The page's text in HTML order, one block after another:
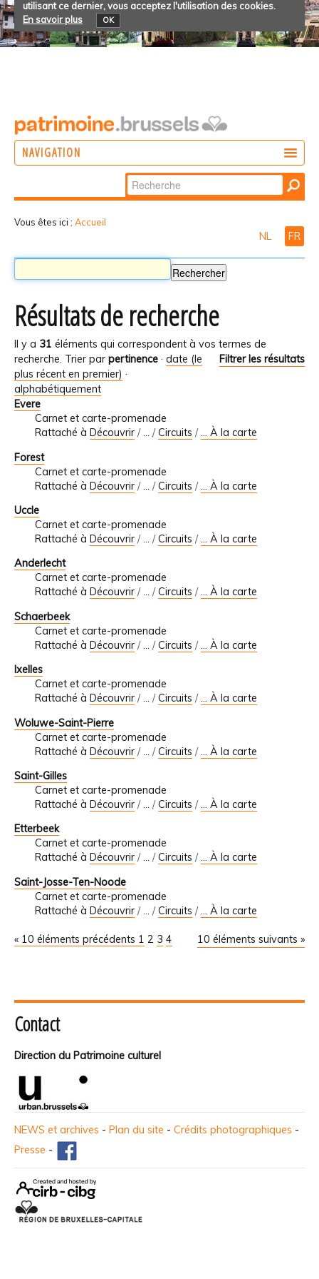
utilisant ce dernier, vous acceptez l'utilisation des cookies.
En savoir plus
OK
NAVIGATION
Chercher par
Recherche
Vous êtes ici : Accueil
NL FR
Résultats de recherche
Il y a 31 éléments qui correspondent à vos termes de
recherche.
Filtrer les résultats
Trier par pertinence · date (le
plus récent en premier) ·
alphabétiquement
Evere
Carnet et carte-promenade
Rattaché à Découvrir /… /Circuits /... À la carte
Forest
Carnet et carte-promenade
Rattaché à Découvrir /… /Circuits /... À la carte
Uccle
Carnet et carte-promenade
Rattaché à Découvrir /… /Circuits /... À la carte
Anderlecht
Carnet et carte-promenade
Rattaché à Découvrir /… /Circuits /... À la carte
Schaerbeek
Carnet et carte-promenade
Rattaché à Découvrir /… /Circuits /... À la carte
Ixelles
Carnet et carte-promenade
Rattaché à Découvrir /… /Circuits /... À la carte
Woluwe-Saint-Pierre
Carnet et carte-promenade
Rattaché à Découvrir / /Circuits /
... À la carte
Saint-Gilles
Carnet et carte-promenade
Rattaché à Découvrir /… /Circuits /... À la carte
Etterbeek
Carnet et carte-promenade
Rattaché à Découvrir /… /Circuits /... À la carte
Saint-Josse-Ten-Noode
Carnet et carte-promenade
Rattaché à Découvrir /… /Circuits /... À la carte
« 10 éléments précédents 10 éléments suivants »
1 2 3 4
Contact
Direction du Patrimoine culturel
NEWS et archives - Plan du site - Crédits photographiques -
Presse -